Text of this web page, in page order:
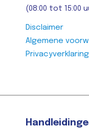
(08:00 tot 15:00
Disclaimer
Algemene
Privacyverklaring